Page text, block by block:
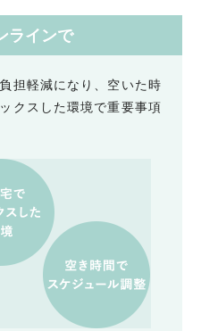
ラインで
担軽減になり、空いた時
クスした環境で重要事項